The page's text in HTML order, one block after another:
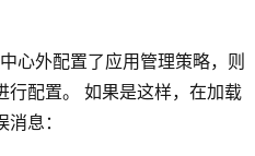
心外配置了应用管理策略，则
行配置。 如果是这样，在加载
息：